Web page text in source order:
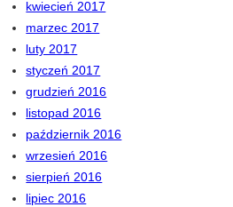
kwiecień 2017
marzec 2017
luty 2017
styczeń 2017
grudzień 2016
listopad 2016
październik 2016
wrzesień 2016
sierpień 2016
lipiec 2016